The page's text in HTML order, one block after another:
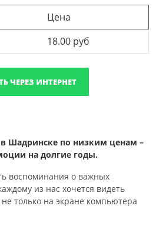
Цена
18.00 руб
ЧЕРЕЗ ИНТЕРНЕТ
Шадринске по низким ценам –
на долгие годы.
воспоминания о важных
из нас хочется видеть
только на экране компьютера